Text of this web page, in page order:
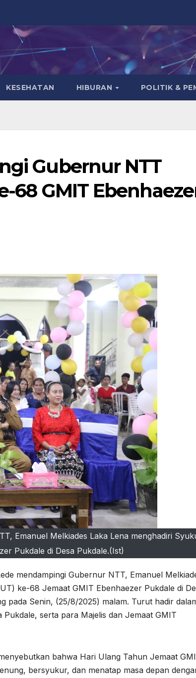
KESEHATAN HIBURAN POLITIK &
Gubernur NTT
68 GMIT
Emanuel Melkiades Laka Lena menghadiri
Pukdale di Desa Pukdale.(Ist)
mendampingi Gubernur NTT, Emanuel
ke-68 Jemaat GMIT Ebenhaezer Pukdale di
pada Senin, (25/8/2025) malam. Turut hadir
serta para Majelis dan Jemaat GMIT
bahwa Hari Ulang Tahun Jemaat
bersyukur, dan menatap masa depan